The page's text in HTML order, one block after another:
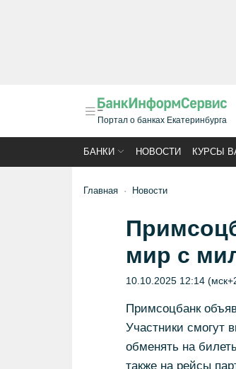
Портал о банках Екатеринбурга
БАНКИ НОВОСТИ КУРСЫ
Главная Новости
мир с
10.10.2025 12:14
Примсоцбанк
Участники смогут
обменять на
также на рейсы